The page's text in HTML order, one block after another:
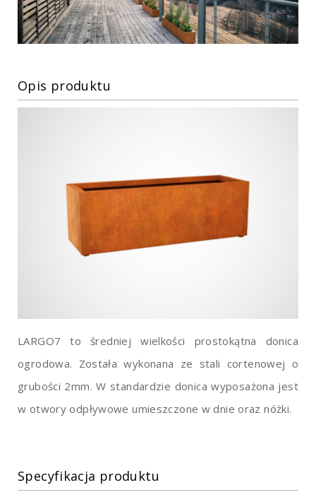
Opis produktu
LARGO7 to średniej wielkości prostokątna donica
ogrodowa. Została wykonana ze stali cortenowej o
grubości 2mm. W standardzie donica wyposażona jest
w otwory odpływowe umieszczone w dnie oraz nóżki.
Specyfikacja produktu